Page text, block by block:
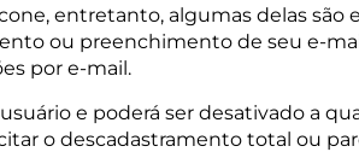
entretanto, algumas delas são
ou preenchimento de seu e-
por e-mail.
e poderá ser desativado a
o descadastramento total ou